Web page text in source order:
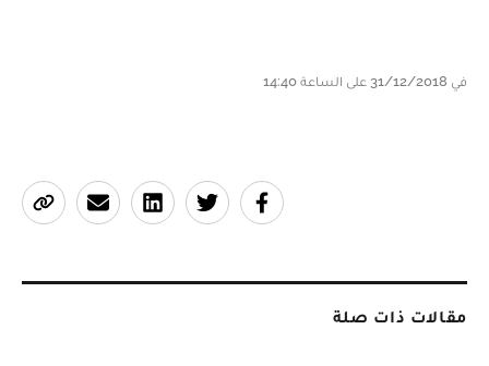
في 31/12/2018 على الساعة 14:40
مقالات ذات صلة